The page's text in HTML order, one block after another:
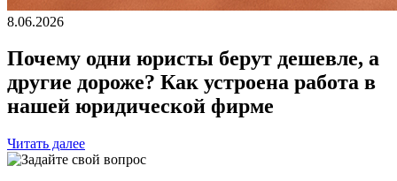
8.06.2026
Почему одни юристы берут дешевле, а
другие дороже? Как устроена работа в
нашей юридической фирме
Читать далее